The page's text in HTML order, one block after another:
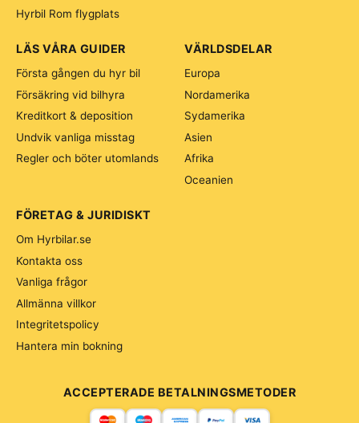
Hyrbil Rom flygplats
VÄRLDSDELAR
Europa
Nordamerika
Sydamerika
Asien
Afrika
Oceanien
LÄS VÅRA GUIDER
Första gången du hyr bil
Försäkring vid bilhyra
Kreditkort & deposition
Undvik vanliga misstag
Regler och böter utomlands
FÖRETAG & JURIDISKT
Om Hyrbilar.se
Kontakta oss
Vanliga frågor
Allmänna villkor
Integritetspolicy
Hantera min bokning
ACCEPTERADE BETALNINGSMETODER